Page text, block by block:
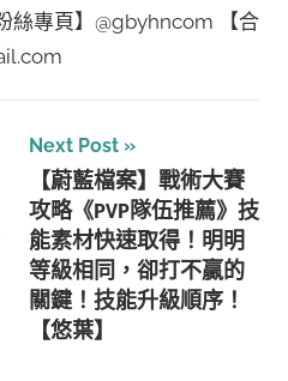
絲專頁】@gbyhncom 【合
Next Post
【蔚藍檔案】戰術大賽
攻略《PVP隊伍推薦》技
能素材快速取得！明明
等級相同，卻打不贏的
關鍵！技能升級順序！
【悠葉】